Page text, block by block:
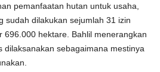
pemanfaatan hutan untuk usaha,
sudah dilakukan sejumlah 31 izin
696.000 hektare. Bahlil menerangkan
dilaksanakan sebagaimana mestinya